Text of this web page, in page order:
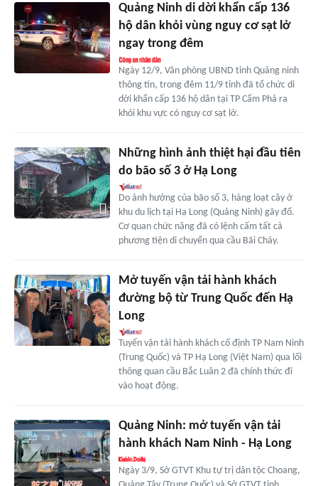
Quảng Ninh di dời khẩn cấp 136
hộ dân khỏi vùng nguy cơ sạt lở
ngay trong đêm
Ngày 12/9, Văn phòng UBND tỉnh Quảng ninh
thông tin, trong đêm 11/9 tỉnh đã tổ chức di
dời khẩn cấp 136 hộ dân tại TP Cẩm Phả ra
khỏi khu vực có nguy cơ sạt lở.
Những hình ảnh thiệt hại đầu tiên
do bão số 3 ở Hạ Long
Do ảnh hưởng của bão số 3, hàng loạt cây ở
khu du lịch tại Hạ Long (Quảng Ninh) gãy đổ.
Cơ quan chức năng đã có lệnh cấm tất cả
phương tiện di chuyển qua cầu Bãi Cháy.
Mở tuyến vận tải hành khách
đường bộ từ Trung Quốc đến Hạ
Long
Tuyến vận tải hành khách cố định TP Nam Ninh
(Trung Quốc) và TP Hạ Long (Việt Nam) qua lối
thông quan cầu Bắc Luân 2 đã chính thức đi
vào hoạt động.
Quảng Ninh: mở tuyến vận tải
hành khách Nam Ninh - Hạ Long
Ngày 3/9, Sở GTVT Khu tự trị dân tộc Choang,